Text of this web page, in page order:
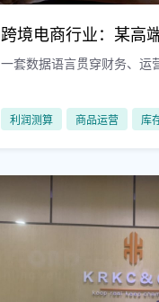
跨境电商行业：某高
一套数据语言贯穿财务、运
利润测算 商品运营 库